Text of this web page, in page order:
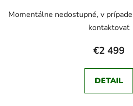
Momentálne nedostupné, v
kontaktovať
€2 499
DETAIL